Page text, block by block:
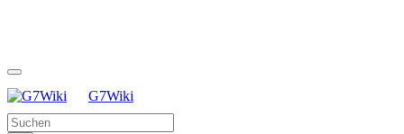
G7Wiki